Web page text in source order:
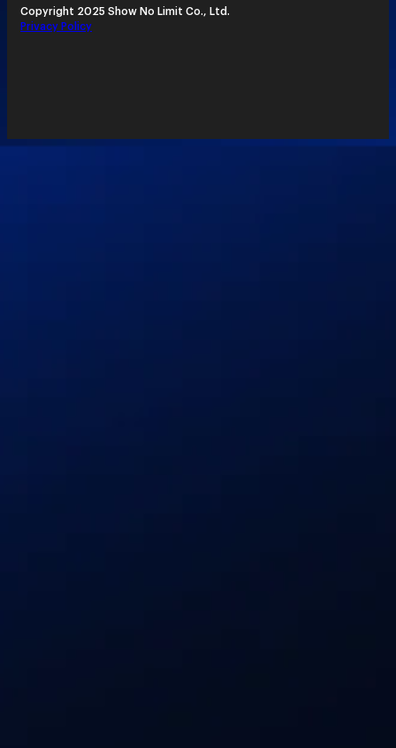
Copyright 2025 Show No Limit Co., Ltd.
Privacy Policy